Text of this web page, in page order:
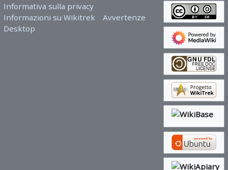
Informativa sulla privacy
Informazioni su Wikitrek
Avvertenze
Desktop